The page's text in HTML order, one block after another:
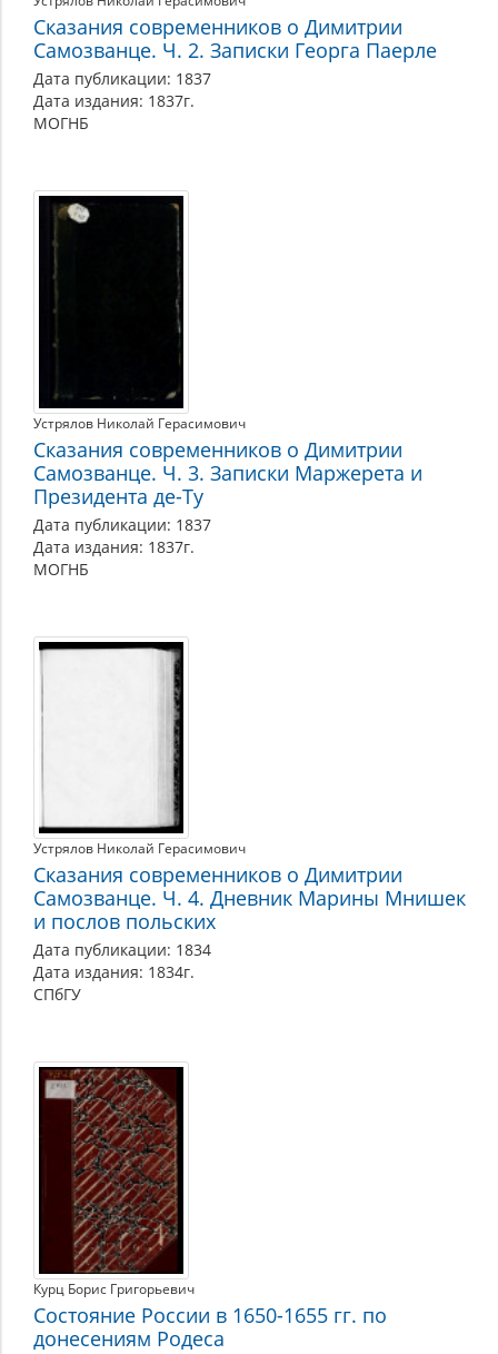
Сказания современников о Димитрии
Самозванце. Ч. 2. Записки Георга Паерле
Дата публикации: 1837
Дата издания: 1837г.
МОГНБ
Устрялов Николай Герасимович
Сказания современников о Димитрии
Самозванце. Ч. 3. Записки Маржерета и
Президента де-Ту
Дата публикации: 1837
Дата издания: 1837г.
МОГНБ
Устрялов Николай Герасимович
Сказания современников о Димитрии
Самозванце. Ч. 4. Дневник Марины Мнишек
и послов польских
Дата публикации: 1834
Дата издания: 1834г.
СПбГУ
Курц Борис Григорьевич
Состояние России в 1650-1655 гг. по
донесениям Родеса